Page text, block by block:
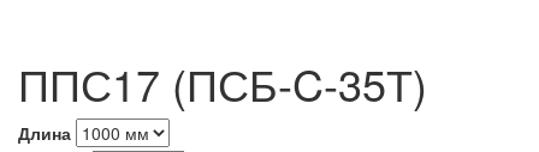
ППС17 (ПСБ-C-35Т)
Длина